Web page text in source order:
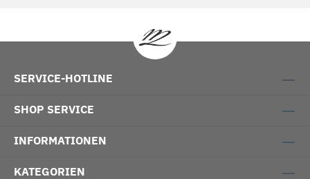
SERVICE-HOTLINE
SHOP SERVICE
INFORMATIONEN
KATEGORIEN